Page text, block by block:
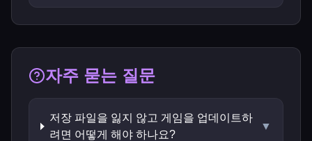
자주 묻는 질문
저장 파일을 잃지 않고 게임을 업데이트하
려면 어떻게 해야 하나요?
▼